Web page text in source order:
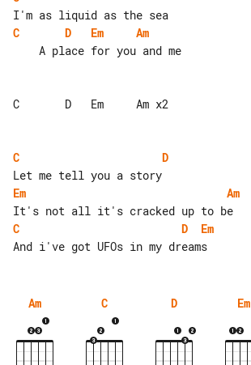
C
D Em
Am
C       D   Em     Am x2
C
D
Em
Am
C
D
Em
Am C D Em